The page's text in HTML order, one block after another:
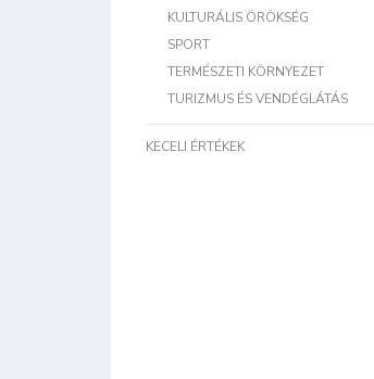
KULTURÁLIS ÖRÖKSÉG
SPORT
TERMÉSZETI KÖRNYEZET
TURIZMUS ÉS VENDÉGLÁTÁS
KECELI ÉRTÉKEK